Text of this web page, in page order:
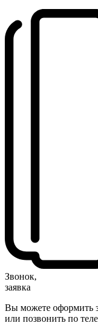
Звонок,
заявка
Вы можете оформить
или позвонить по